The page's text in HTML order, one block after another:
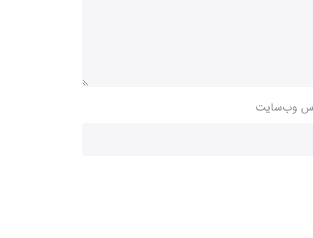
وب‌سایت